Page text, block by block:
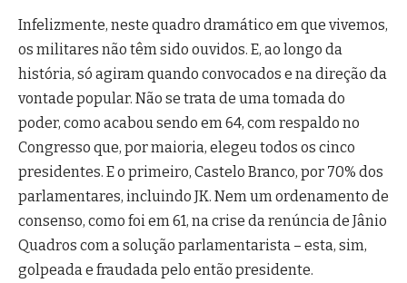
Infelizmente, neste quadro dramático em que vivemos,
os militares não têm sido ouvidos. E, ao longo da
história, só agiram quando convocados e na direção da
vontade popular. Não se trata de uma tomada do
poder, como acabou sendo em 64, com respaldo no
Congresso que, por maioria, elegeu todos os cinco
presidentes. E o primeiro, Castelo Branco, por 70% dos
parlamentares, incluindo JK. Nem um ordenamento de
consenso, como foi em 61, na crise da renúncia de Jânio
Quadros com a solução parlamentarista – esta, sim,
golpeada e fraudada pelo então presidente.